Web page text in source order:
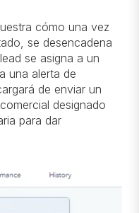
cómo una vez
se desencadena
se asigna a un
una alerta de
de enviar un
designado
para dar